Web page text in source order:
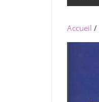
Accueil /